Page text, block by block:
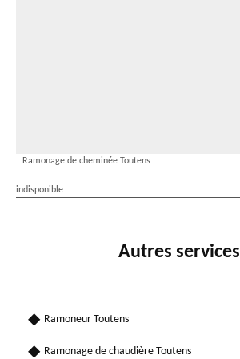
Ramonage de cheminée Toutens
indisponible
Autres services
Ramoneur Toutens
Ramonage de chaudière Toutens